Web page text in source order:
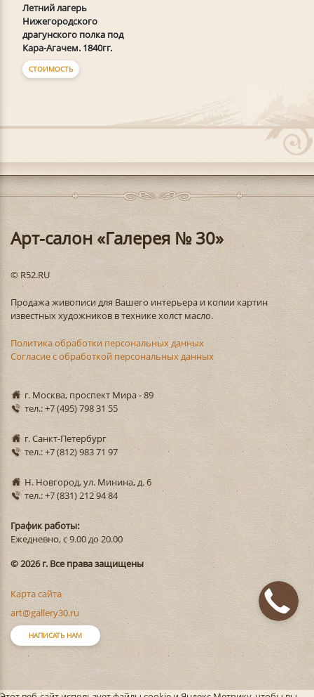
Летний лагерь
Нижегородского
драгунского полка под
Кара-Агачем. 1840гг.
СТОИМОСТЬ
Арт-салон «Галерея № 30»
© R52.RU
Продажа живописи для Вашего интерьера и копии картин
известных художников в технике холст масло.
Политика обработки персональных данных
Согласие с обработкой персональных данных
г. Москва, проспект Мира - 89
тел.: +7 (495) 798 31 55
г. Санкт-Петербург
тел.: +7 (812) 983 71 97
Н. Новгород, ул. Минина, д. 6
тел.: +7 (831) 212 94 84
График работы:
Ежедневно, с 9.00 до 20.00
© 2026 г. Все права защищены
Карта сайта
art@gallery30.ru
НАПИСАТЬ НАМ